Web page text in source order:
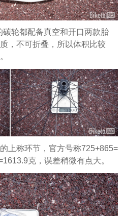
碳轮都配备真空和开口两款胎
，不可折叠，所以体积比较
上称环节，官方号称725+865=
克，误差稍微有点大。